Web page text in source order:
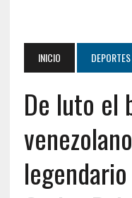
INICIO DEPORTES
De luto el